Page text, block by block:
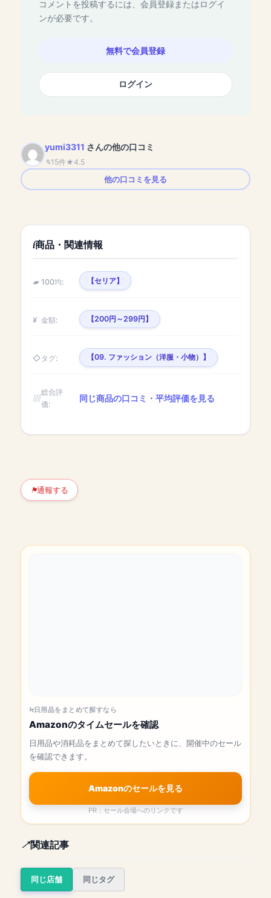
コメントを投稿するには、会員登録またはログイ
ンが必要です。
無料で会員登録
ログイン
yumi3311 さんの他の口コミ
15件
4.5
他の口コミを見る
商品・関連情報
100均: 【セリア】
金額: 【200円～299円】
タグ: 【09. ファッション（洋服・小物）】
総合評
価:
同じ商品の口コミ・平均評価を見る
通報する
日用品をまとめて探すなら
Amazonのタイムセールを確認
日用品や消耗品をまとめて探したいときに、開催中のセール
を確認できます。
Amazonのセールを見る
PR：セール会場へのリンクです
関連記事
同じ店舗 同じタグ